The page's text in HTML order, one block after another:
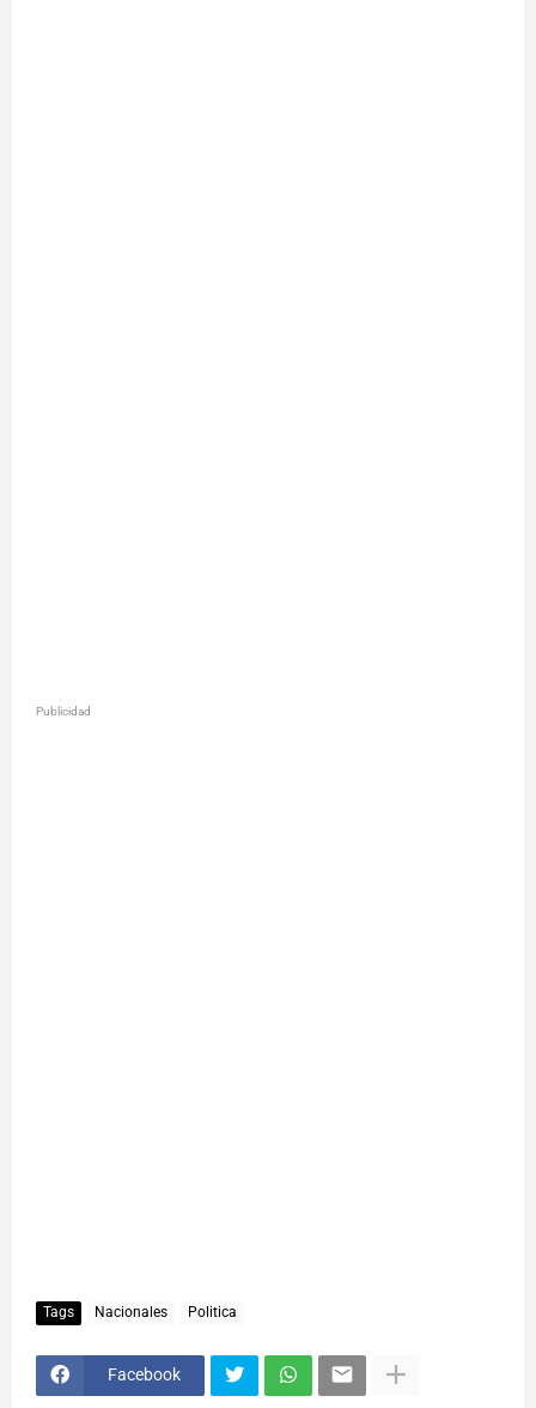
Publicidad
Tags Nacionales Politica
Facebook